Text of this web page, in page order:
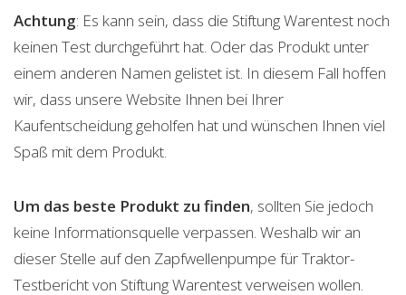
Achtung: Es kann sein, dass die Stiftung Warentest noch
keinen Test durchgeführt hat. Oder das Produkt unter
einem anderen Namen gelistet ist. In diesem Fall hoffen
wir, dass unsere Website Ihnen bei Ihrer
Kaufentscheidung geholfen hat und wünschen Ihnen viel
Spaß mit dem Produkt.
Um das beste Produkt zu finden, sollten Sie jedoch
keine Informationsquelle verpassen. Weshalb wir an
dieser Stelle auf den Zapfwellenpumpe für Traktor-
Testbericht von Stiftung Warentest verweisen wollen.